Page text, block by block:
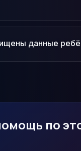
данные
по